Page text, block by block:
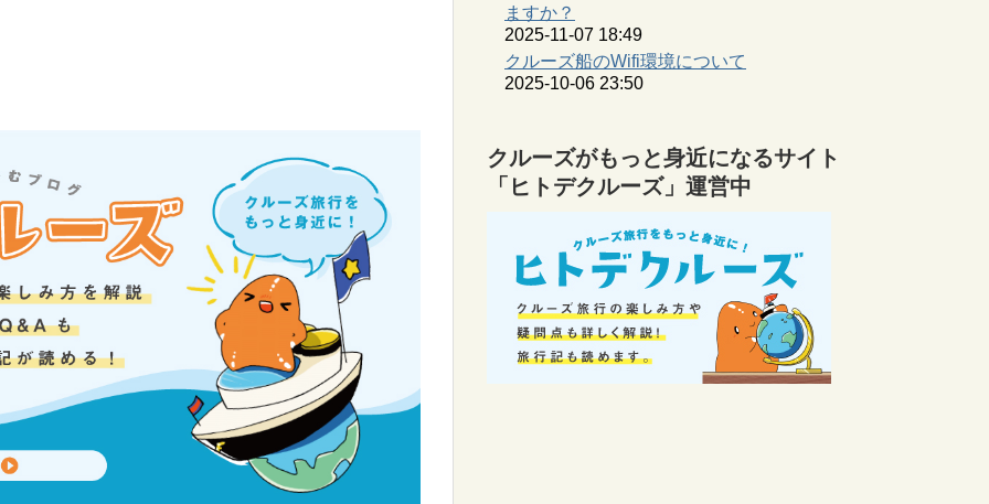
ますか？
2025-11-07 18:49
クルーズ船のWifi環境について
2025-10-06 23:50
クルーズがもっと身近になるサイト
「ヒトデクルーズ」運営中